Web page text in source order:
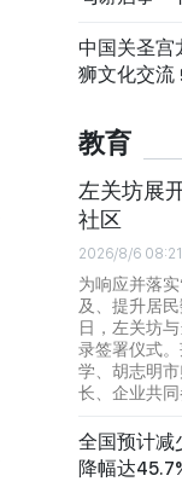
中国关圣宫
狮文化交流
教育
左关坊展
社区
2026/8/6
为响应并落
及、提升居
日，左关坊
录签署仪式
学、胡志明
长、企业共同
全国预计减
降幅达